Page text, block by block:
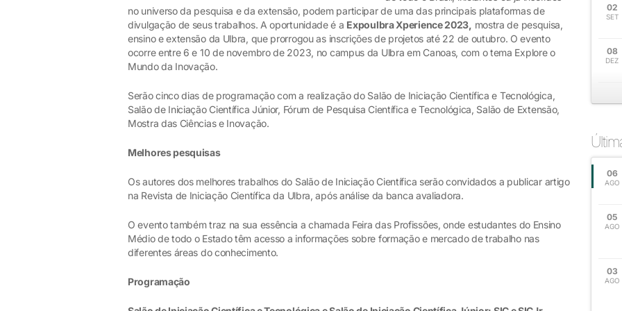
no universo da pesquisa e da extensão, podem participar de uma das principais plataformas de
divulgação de seus trabalhos. A oportunidade é a Expoulbra Xperience 2023, mostra de pesquisa,
ensino e extensão da Ulbra, que prorrogou as inscrições de projetos até 22 de outubro. O evento
ocorre entre 6 e 10 de novembro de 2023, no campus da Ulbra em Canoas, com o tema Explore o
Mundo da Inovação.
Serão cinco dias de programação com a realização do Salão de Iniciação Científica e Tecnológica,
Salão de Iniciação Científica Júnior, Fórum de Pesquisa Científica e Tecnológica, Salão de Extensão,
Mostra das Ciências e Inovação.
Melhores pesquisas
Os autores dos melhores trabalhos do Salão de Iniciação Científica serão convidados a publicar artigo
na Revista de Iniciação Científica da Ulbra, após análise da banca avaliadora.
O evento também traz na sua essência a chamada Feira das Profissões, onde estudantes do Ensino
Médio de todo o Estado têm acesso a informações sobre formação e mercado de trabalho nas
diferentes áreas do conhecimento.
Programação
02
SET
08
DEZ
06
AGO
05
AGO
03
AGO